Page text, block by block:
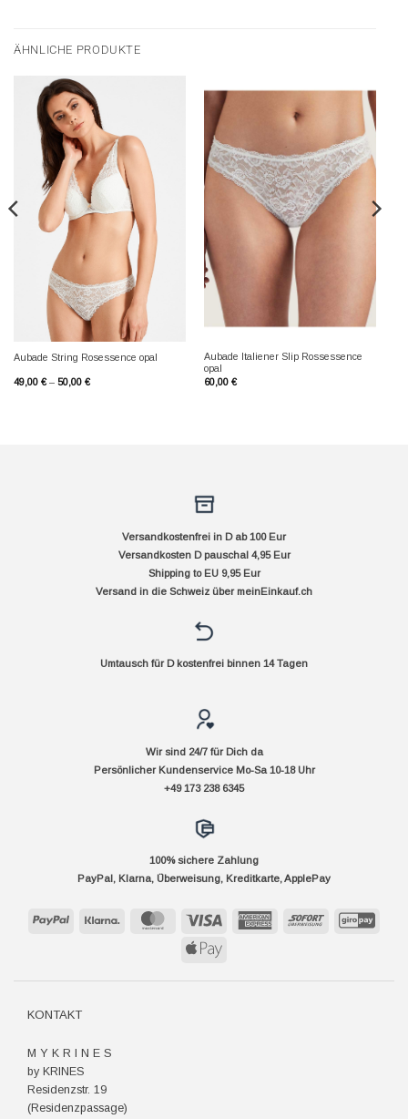
ÄHNLICHE PRODUKTE
Aubade String Rosessence opal
49,00 €– 50,00 €
Aubade Italiener Slip Rossessence
opal
60,00 €
Versandkostenfrei in D ab 100 Eur
Versandkosten D pauschal 4,95 Eur
Shipping to EU 9,95 Eur
Versand in die Schweiz über meinEinkauf.ch
Umtausch für D kostenfrei binnen 14 Tagen
Wir sind 24/7 für Dich da
Persönlicher Kundenservice Mo-Sa 10-18 Uhr
+49 173 238 6345
100% sichere Zahlung
PayPal, Klarna, Überweisung, Kreditkarte, ApplePay
PayPal Klarna MasterCardVisa
AmericanSofort
Apple
KONTAKT
M Y K R I N E S
by KRINES
Residenzstr. 19
(Residenzpassage)